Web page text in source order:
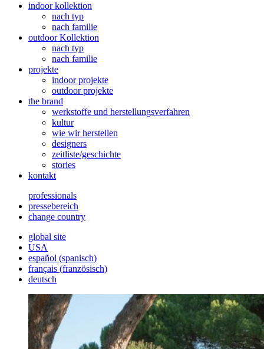
indoor kollektion
nach typ
nach familie
outdoor Kollektion
nach typ
nach familie
projekte
indoor projekte
outdoor projekte
the brand
werkstoffe und herstellungsverfahren
kultur
wie wir herstellen
designers
zeitliste/geschichte
stories
kontakt
professionals
pressebereich
change country
global site
USA
español (spanisch)
français (französisch)
deutsch